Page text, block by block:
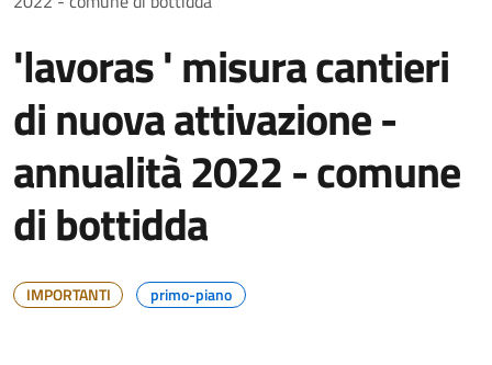
'lavoras ' misura cantieri
di nuova attivazione -
annualità 2022 - comune
di bottidda
IMPORTANTI primo-piano